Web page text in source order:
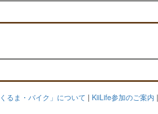
くるま・バイク」について | KiiLife参加のご案内 |